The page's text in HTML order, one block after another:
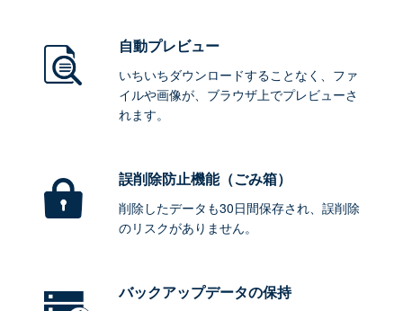
自動プレビュー
いちいちダウンロードすることなく、ファ
イルや画像が、ブラウザ上でプレビューさ
れます。
誤削除防止機能（ごみ箱）
削除したデータも30日間保存され、誤削除
のリスクがありません。
バックアップデータの保持